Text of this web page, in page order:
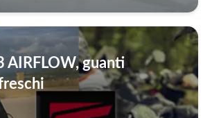
AIRFLOW, guanti